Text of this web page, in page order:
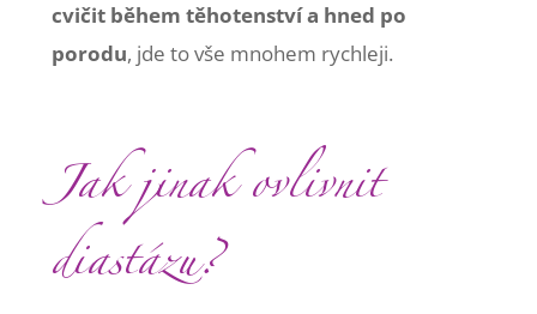
cvičit během těhotenství a hned po
porodu, jde to vše mnohem rychleji.
Jak jinak ovlivnit
diastázu?